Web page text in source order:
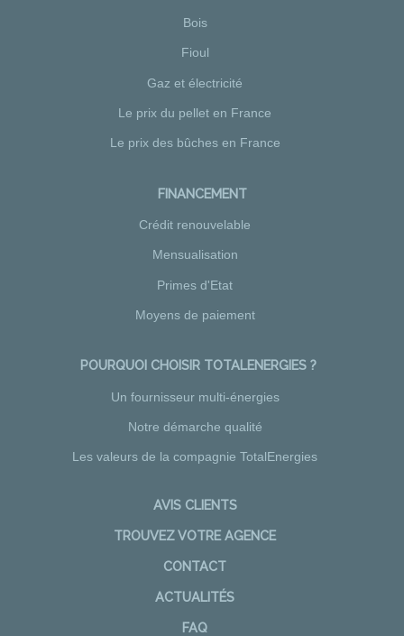
Bois
Fioul
Gaz et électricité
Le prix du pellet en France
Le prix des bûches en France
FINANCEMENT
Crédit renouvelable
Mensualisation
Primes d'Etat
Moyens de paiement
POURQUOI CHOISIR TOTALENERGIES ?
Un fournisseur multi-énergies
Notre démarche qualité
Les valeurs de la compagnie TotalEnergies
AVIS CLIENTS
TROUVEZ VOTRE AGENCE
CONTACT
ACTUALITÉS
FAQ